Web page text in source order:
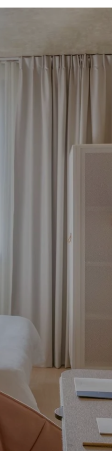
Bayonne Centre
Grenoble Jardin
Nantes Château
Paris Rueil-
Strasbourg Centre
EN LIGNE